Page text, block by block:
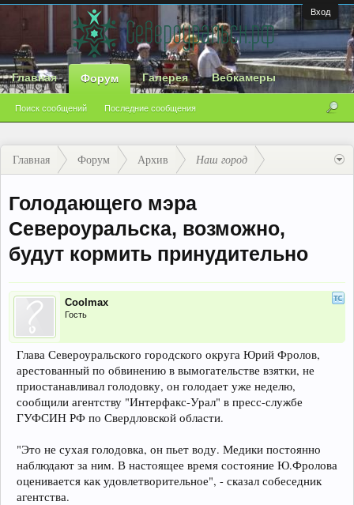
Вход
Главная Форум
Поиск сообщений Последние сообщения
Галерея Вебкамеры
Главная Форум Архив Наш город
Голодающего мэра
Североуральска, возможно,
будут кормить принудительно
Coolmax
Гость
Глава Североуральского городского округа Юрий Фролов,
арестованный по обвинению в вымогательстве взятки, не
приостанавливал голодовку, он голодает уже неделю,
сообщили агентству "Интерфакс-Урал" в пресс-службе
ГУФСИН РФ по Свердловской области.
"Это не сухая голодовка, он пьет воду. Медики постоянно
наблюдают за ним. В настоящее время состояние Ю.Фролова
оценивается как удовлетворительное", - сказал собеседник
агентства.